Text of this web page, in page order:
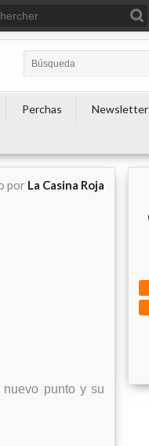
Perchas
Newsletter
por La Casina Roja
punto y su